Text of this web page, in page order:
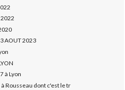
AOUT 2023
à Lyon
Rousseau dont c'est le tr